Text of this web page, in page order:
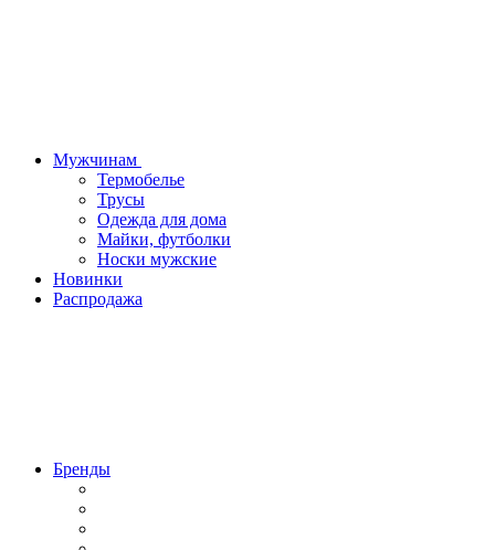
Мужчинам
Термобелье
Трусы
Одежда для дома
Майки, футболки
Носки мужские
Новинки
Распродажа
Бренды